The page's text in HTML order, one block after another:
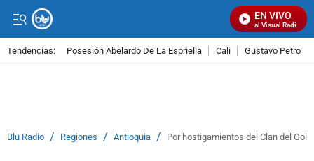
EN VIVO
Señal Visual Radio
Tendencias: Posesión Abelardo De La Espriella Cali Gustavo Petro
Blu Radio / Regiones / Antioquia / Por hostigamientos del Clan del